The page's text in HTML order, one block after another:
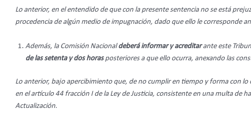
Lo anterior, en el entendido de que con la presente sentencia no se está
procedencia de algún medio de impugnación, dado que ello le corresponde
Además, la Comisión Nacionaldeberá informar y acreditarante este
de las setenta y dos horasposteriores a que ello ocurra, anexando las
Lo anterior, bajo apercibimiento que, de no cumplir en tiempo y forma con
en el artículo 44 fracción I de la Ley de Justicia, consistente en una multa de
Actualización.